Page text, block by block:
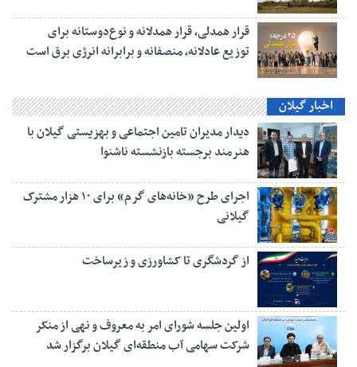
قرار همدلی، قرار همدلانه و نوع‌دوستانه برای
توزیع عادلانه، منصفانه و برابرانه انرژی برق است
اخبار گیلان
دیدار مدیران تامین اجتماعی و بهزیستی گیلان با
هنرمند برجسته بازنشسته ناشنوا
اجرای طرح «خانه‌های گرم» برای ۱۰ هزار مشترک
گیلانی
از گردشگری تا کشاورزی و زیرساخت
اولین جلسه شورای امر به معروف و نهی از منکر
شرکت سهامی آب منطقه‌ای گیلان برگزار شد